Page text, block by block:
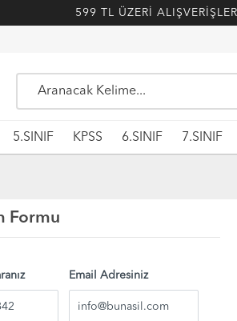
599 TL ÜZERİ
5.SINIF KPSS 6.SINIF 7.SINIF
Formu
Email Adresiniz